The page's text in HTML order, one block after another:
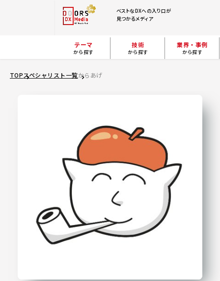
ベストなDXへの入り口が
見つかるメディア
テーマ
から探す
技術
から探す
業界・事例
から探す
TOPスペシャリスト一覧からあげ